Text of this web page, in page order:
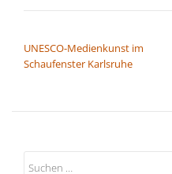
UNESCO-Medienkunst im
Schaufenster Karlsruhe